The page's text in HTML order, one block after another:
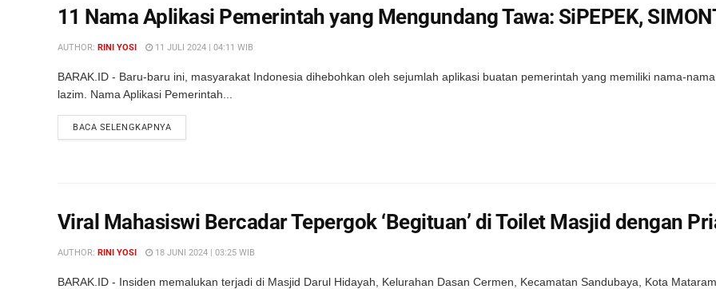
11 Nama Aplikasi Pemerintah yang Mengundang Tawa: SiPEPEK,
AUTHOR: RINI YOSI 11 JULI 2024 | 04:11 WIB
BARAK.ID - Baru-baru ini, masyarakat Indonesia dihebohkan oleh sejumlah aplikasi buatan pemerintah yang memiliki nama-
lazim. Nama Aplikasi Pemerintah...
BACA SELENGKAPNYADETAILS
Viral Mahasiswi Bercadar Tepergok ‘Begituan’ di Toilet Masjid dengan
AUTHOR: RINI YOSI 18 JUNI 2024 | 03:25 WIB
BARAK.ID - Insiden memalukan terjadi di Masjid Darul Hidayah, Kelurahan Dasan Cermen, Kecamatan Sandubaya, Kota